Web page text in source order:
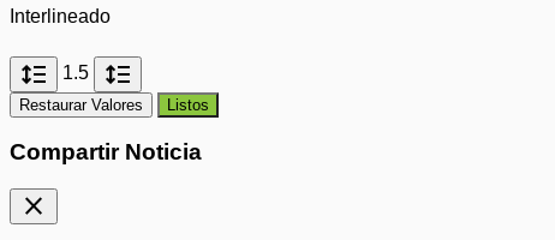
Interlineado
format_line_spacing 1.5 format_line_spacing
Restaurar Valores Listos
Compartir Noticia
close